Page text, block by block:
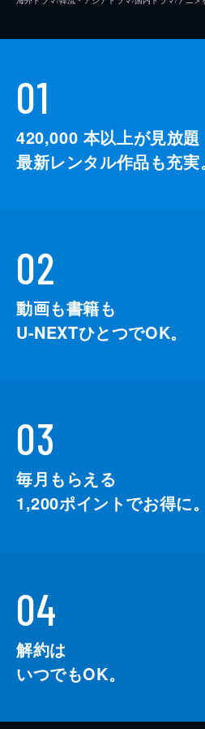
01
420,000 本以上が見放題
最新レンタル作品も充実。
02
動画も書籍も
U-NEXTひとつでOK。
03
毎月もらえる
1,200ポイントでお得に。
04
解約は
いつでもOK。